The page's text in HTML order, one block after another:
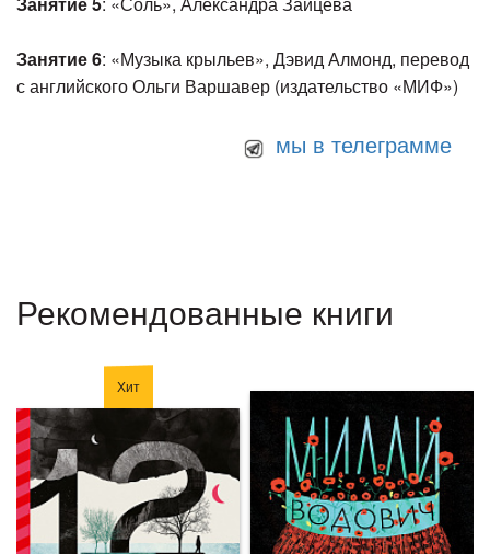
Занятие 6: «Музыка крыльев», Дэвид Алмонд, перевод
с английского Ольги Варшавер (издательство «МИФ»)
мы в телеграмме
Рекомендованные книги
Хит